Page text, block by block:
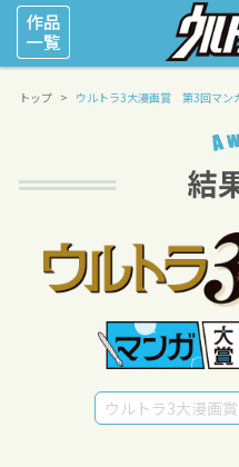
トップ ウルトラ3大漫画賞 第3回マン
ウルトラ3大漫画